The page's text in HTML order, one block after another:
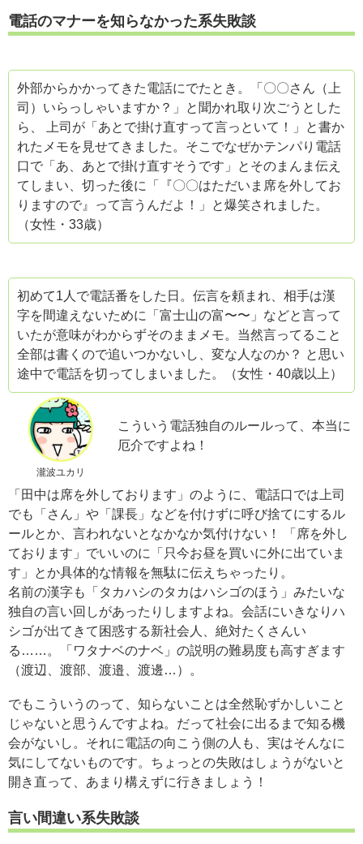
電話のマナーを知らなかった系失敗談
外部からかかってきた電話にでたとき。「〇〇さん（上
司）いらっしゃいますか？」と聞かれ取り次ごうとした
ら、 上司が「あとで掛け直すって言っといて！」と書か
れたメモを見せてきました。そこでなぜかテンパり電話
口で「あ、あとで掛け直すそうです」とそのまんま伝え
てしまい、切った後に「『〇〇はただいま席を外してお
りますので』って言うんだよ！」と爆笑されました。
（女性・33歳）
初めて1人で電話番をした日。伝言を頼まれ、相手は漢
字を間違えないために「富士山の富〜〜」などと言って
いたが意味がわからずそのままメモ。当然言ってること
全部は書くので追いつかないし、変な人なのか？ と思い
途中で電話を切ってしまいました。（女性・40歳以上）
瀧波ユカリ
こういう電話独自のルールって、本当に
厄介ですよね！
「田中は席を外しております」のように、電話口では上司
でも「さん」や「課長」などを付けずに呼び捨てにするル
ールとか、言われないとなかなか気付けない！ 「席を外し
ております」でいいのに「只今お昼を買いに外に出ていま
す」とか具体的な情報を無駄に伝えちゃったり。
名前の漢字も「タカハシのタカはハシゴのほう」みたいな
独自の言い回しがあったりしますよね。会話にいきなりハ
シゴが出てきて困惑する新社会人、絶対たくさんい
る……。「ワタナベのナベ」の説明の難易度も高すぎます
（渡辺、渡部、渡邉、渡邊…）。
でもこういうのって、知らないことは全然恥ずかしいこと
じゃないと思うんですよね。だって社会に出るまで知る機
会がないし。それに電話の向こう側の人も、実はそんなに
気にしてないものです。ちょっとの失敗はしょうがないと
開き直って、あまり構えずに行きましょう！
言い間違い系失敗談